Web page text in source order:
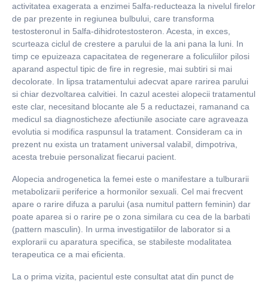
activitatea exagerata a enzimei 5alfa-reducteaza la nivelul firelor
de par prezente in regiunea bulbului, care transforma
testosteronul in 5alfa-dihidrotestosteron. Acesta, in exces,
scurteaza ciclul de crestere a parului de la ani pana la luni. In
timp ce epuizeaza capacitatea de regenerare a foliculiilor pilosi
aparand aspectul tipic de fire in regresie, mai subtiri si mai
decolorate. In lipsa tratamentului adecvat apare rarirea parului
si chiar dezvoltarea calvitiei. In cazul acestei alopecii tratamentul
este clar, necesitand blocante ale 5 a reductazei, ramanand ca
medicul sa diagnosticheze afectiunile asociate care agraveaza
evolutia si modifica raspunsul la tratament. Consideram ca in
prezent nu exista un tratament universal valabil, dimpotriva,
acesta trebuie personalizat fiecarui pacient.
Alopecia androgenetica la femei este o manifestare a tulburarii
metabolizarii periferice a hormonilor sexuali. Cel mai frecvent
apare o rarire difuza a parului (asa numitul pattern feminin) dar
poate aparea si o rarire pe o zona similara cu cea de la barbati
(pattern masculin). In urma investigatiilor de laborator si a
explorarii cu aparatura specifica, se stabileste modalitatea
terapeutica ce a mai eficienta.
La o prima vizita, pacientul este consultat atat din punct de